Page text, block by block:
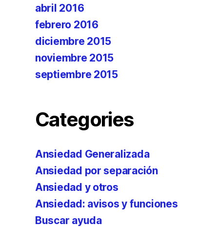
abril 2016
febrero 2016
diciembre 2015
noviembre 2015
septiembre 2015
Categories
Ansiedad Generalizada
Ansiedad por separación
Ansiedad y otros
Ansiedad: avisos y funciones
Buscar ayuda